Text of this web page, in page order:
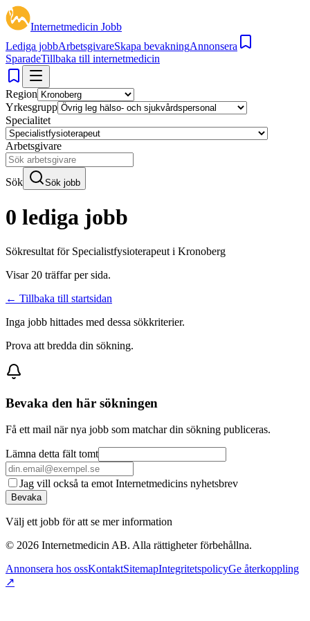
Internetmedicin Jobb
Lediga jobbArbetsgivareSkapa bevakningAnnonsera
SparadeTillbaka till internetmedicin
Region
Yrkesgrupp
Specialitet
Arbetsgivare
Sök Sök jobb
0 lediga jobb
Sökresultat för Specialistfysioterapeut i Kronoberg
Visar 20 träffar per sida.
← Tillbaka till startsidan
Inga jobb hittades med dessa sökkriterier.
Prova att bredda din sökning.
Bevaka den här sökningen
Få ett mail när nya jobb som matchar din sökning publiceras.
Lämna detta fält tomt
Jag vill också ta emot Internetmedicins nyhetsbrev
Bevaka
Välj ett jobb för att se mer information
© 2026 Internetmedicin AB. Alla rättigheter förbehållna.
Annonsera hos ossKontaktSitemapIntegritetspolicyGe återkoppling
↗